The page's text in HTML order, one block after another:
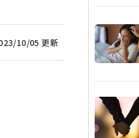
10/05 更新